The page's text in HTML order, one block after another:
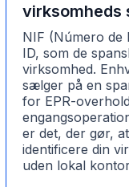
virksomheds
NIF (Número de
ID, som de
virksomhed.
sælger på en
for EPR-
er det, der gør,
identificere din
uden lokal